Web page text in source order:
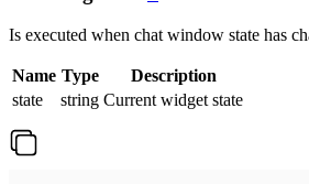
Is executed when chat window state has
Name Type
Description
state
string Current widget state